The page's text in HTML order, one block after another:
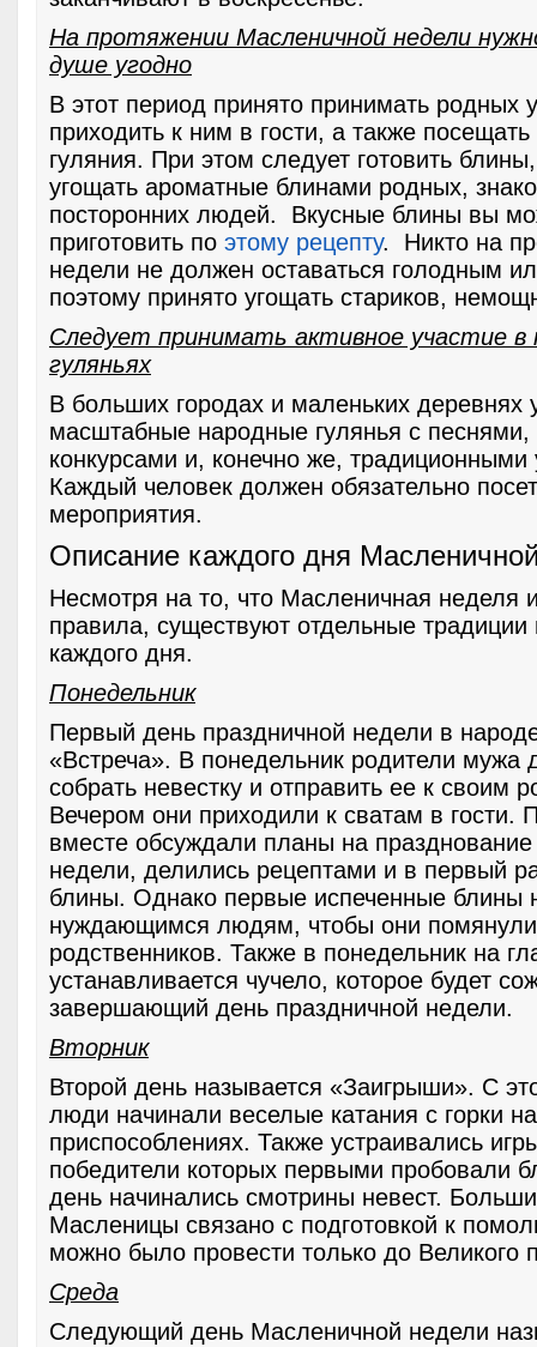
На протяжении Масленичной недели
душе угодно
В этот период принято принимать родных
приходить к ним в гости, а также
гуляния. При этом следует готовить
угощать ароматные блинами родных,
посторонних людей. Вкусные блины вы
приготовить по этому рецепту. Никто на
недели не должен оставаться голодным
поэтому принято угощать стариков,
Следует принимать активное участие в
гуляньях
В больших городах и маленьких деревнях
масштабные народные гулянья с
конкурсами и, конечно же,
Каждый человек должен обязательно
мероприятия.
Описание каждого дня
Несмотря на то, что Масленичная неделя
правила, существуют отдельные
каждого дня.
Понедельник
Первый день праздничной недели в
«Встреча». В понедельник родители мужа
собрать невестку и отправить ее к своим
Вечером они приходили к сватам в гости.
вместе обсуждали планы на
недели, делились рецептами и в первый
блины. Однако первые испеченные блины
нуждающимся людям, чтобы они
родственников. Также в понедельник на
устанавливается чучело, которое будет
завершающий день праздничной недели.
Вторник
Второй день называется «Заигрыши». С
люди начинали веселые катания с горки
приспособлениях. Также устраивались
победители которых первыми пробовали
день начинались смотрины невест.
Масленицы связано с подготовкой к
можно было провести только до Великого
Среда
Следующий день Масленичной недели